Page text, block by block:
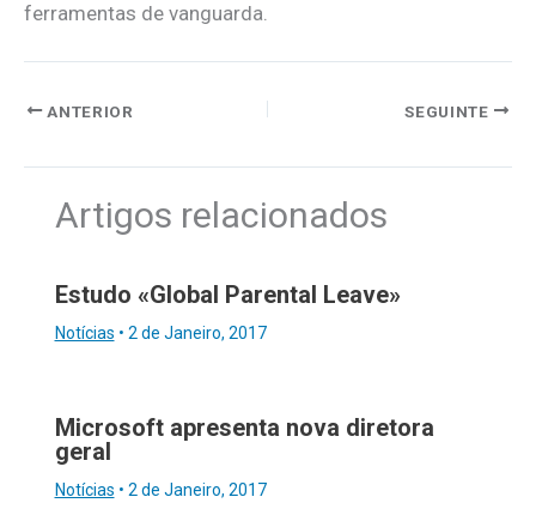
ferramentas de vanguarda.
ANTERIOR SEGUINTE
Artigos relacionados
Estudo «Global Parental Leave»
Notícias • 2 de Janeiro, 2017
Microsoft apresenta nova diretora
geral
Notícias • 2 de Janeiro, 2017